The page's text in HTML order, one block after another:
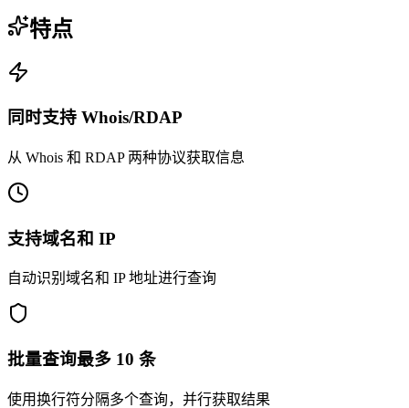
特点
同时支持 Whois/RDAP
从 Whois 和 RDAP 两种协议获取信息
支持域名和 IP
自动识别域名和 IP 地址进行查询
批量查询最多 10 条
使用换行符分隔多个查询，并行获取结果